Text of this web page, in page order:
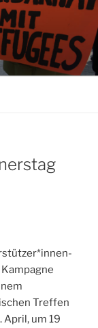
Treffen
April, um 19